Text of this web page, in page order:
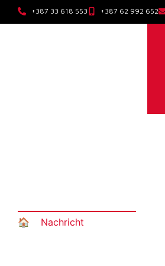
+387 33 618 553 +387 62 992 652
🏠︎ Nachricht